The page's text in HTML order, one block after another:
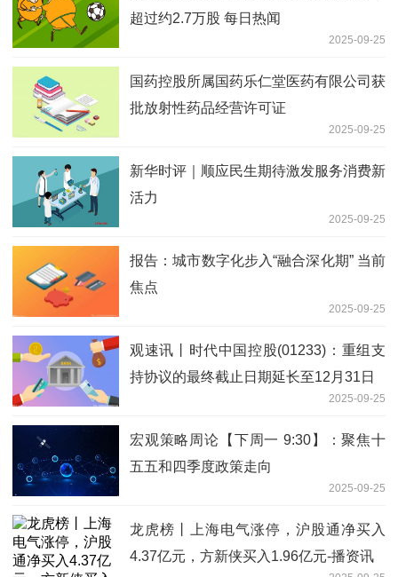
超过约2.7万股 每日热闻
2025-09-25
国药控股所属国药乐仁堂医药有限公司获
批放射性药品经营许可证
2025-09-25
新华时评｜顺应民生期待激发服务消费新
活力
2025-09-25
报告：城市数字化步入“融合深化期” 当前
焦点
2025-09-25
观速讯丨时代中国控股(01233)：重组支
持协议的最终截止日期延长至12月31日
2025-09-25
宏观策略周论【下周一 9:30】：聚焦十
五五和四季度政策走向
2025-09-25
龙虎榜丨上海电气涨停，沪股通净买入
4.37亿元，方新侠买入1.96亿元-播资讯